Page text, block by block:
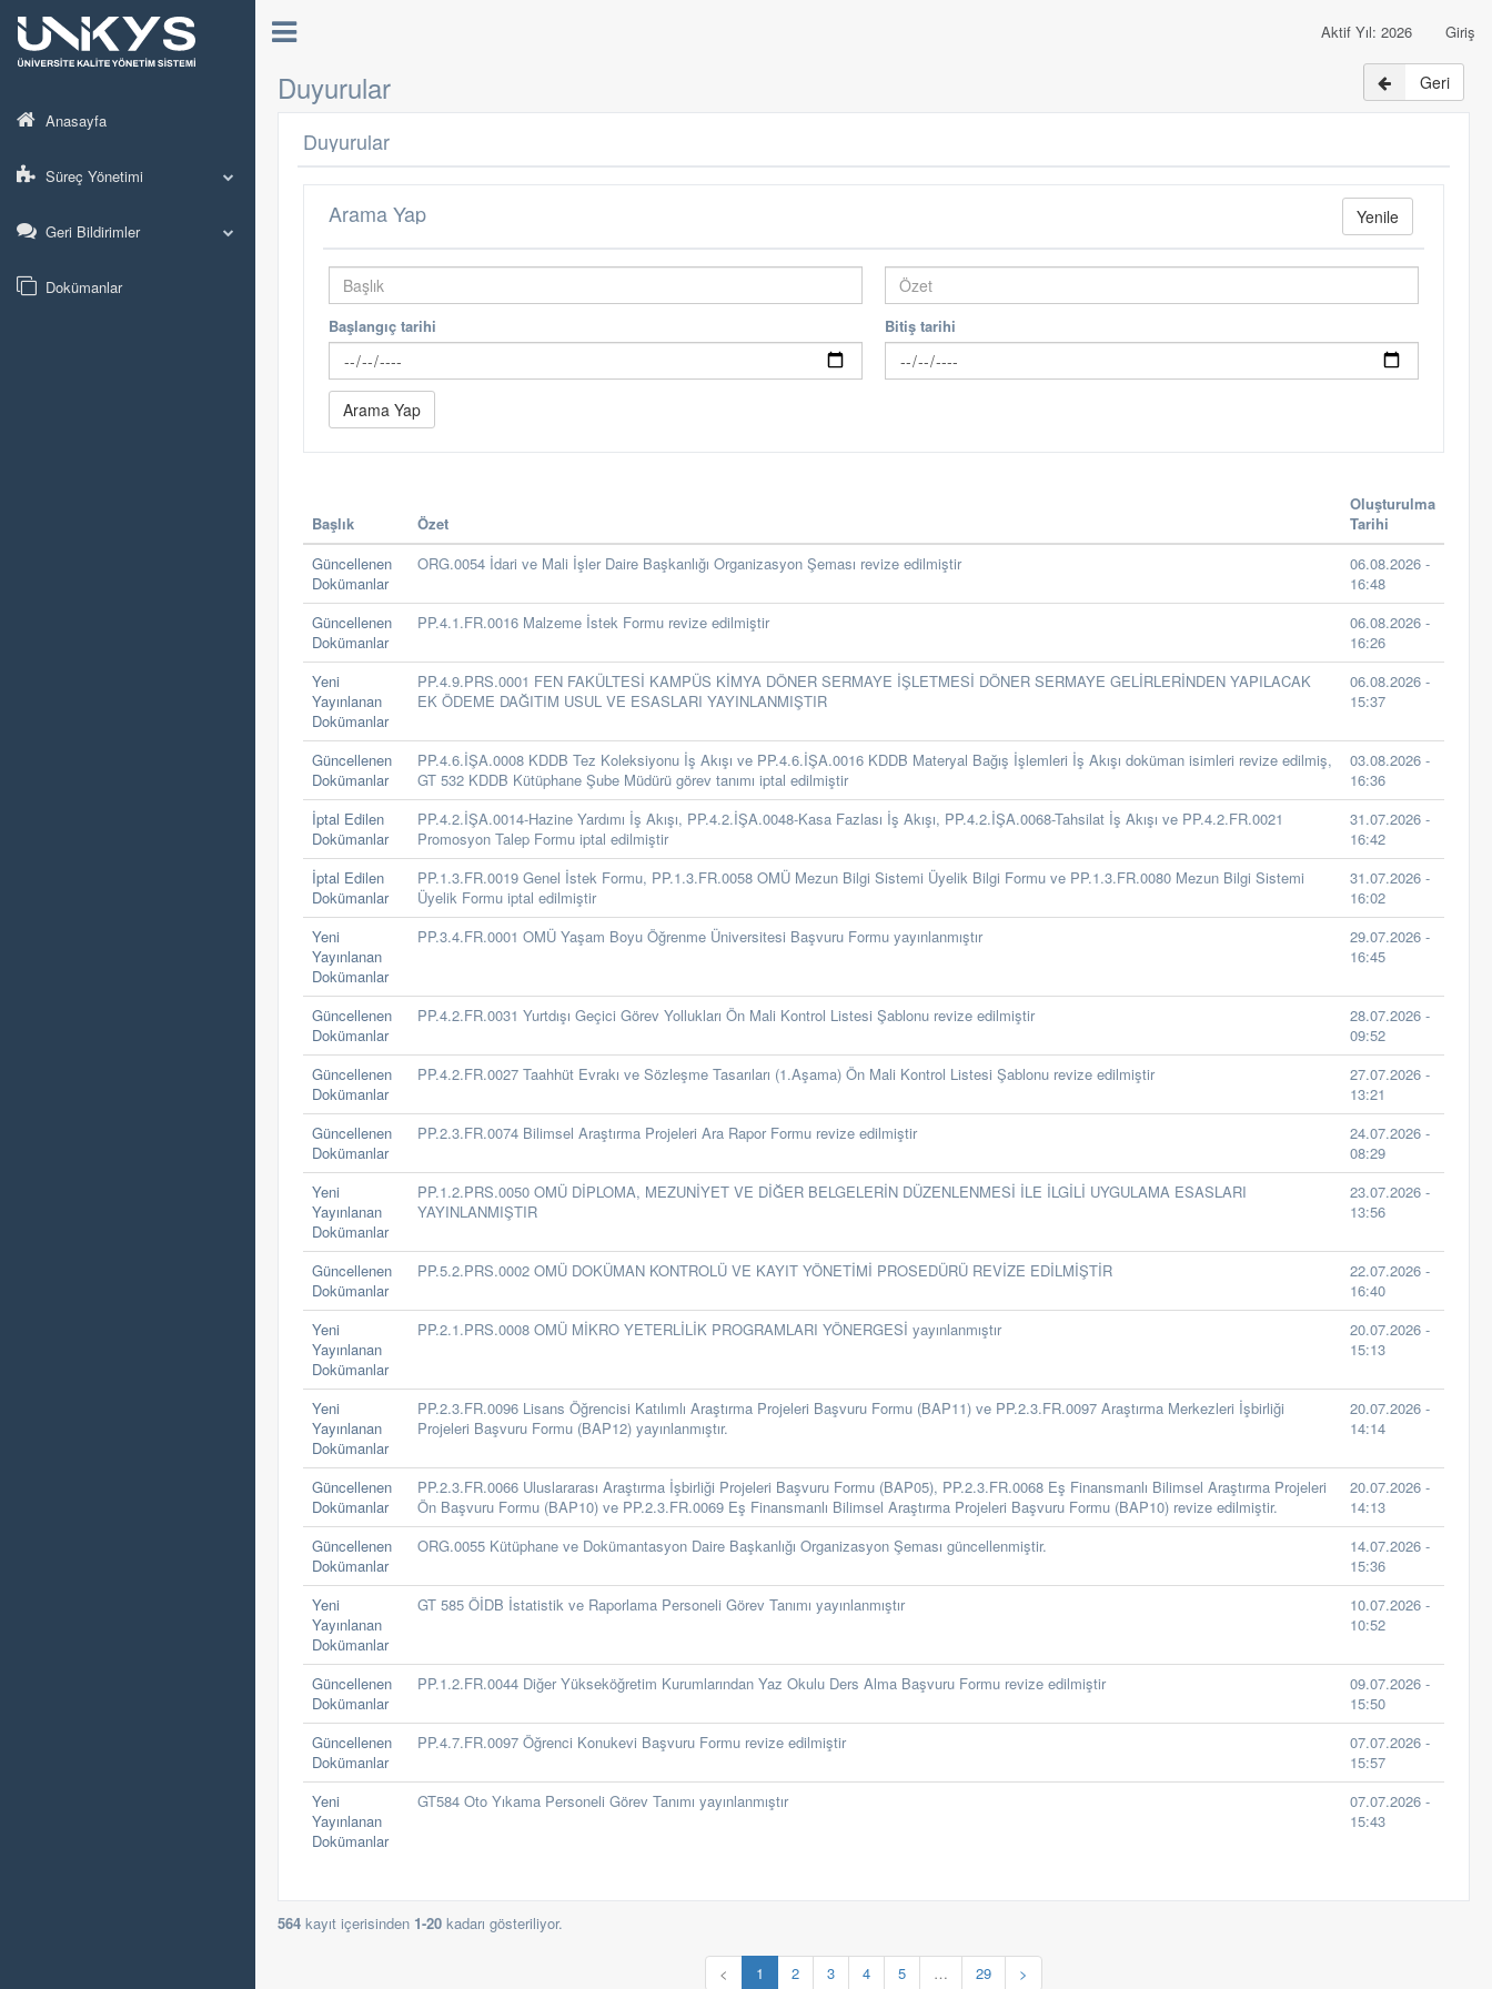
Anasayfa
Süreç Yönetimi
Geri Bildirimler
Dokümanlar
Giriş
Aktif Yıl: 2026
Duyurular Geri
Duyurular
Arama Yap Yenile
Başlangıç tarihi Bitiş tarihi
Başlık Özet
Oluşturulma
Tarihi
Güncellenen
Dokümanlar
ORG.0054 İdari ve Mali İşler Daire Başkanlığı Organizasyon Şeması revize edilmiştir
06.08.2026 -
16:48
Güncellenen
Dokümanlar
PP.4.1.FR.0016 Malzeme İstek Formu revize edilmiştir
06.08.2026 -
16:26
Yeni
Yayınlanan
Dokümanlar
PP.4.9.PRS.0001 FEN FAKÜLTESİ KAMPÜS KİMYA DÖNER SERMAYE İŞLETMESİ DÖNER SERMAYE GELİRLERİNDEN YAPILACAK
EK ÖDEME DAĞITIM USUL VE ESASLARI YAYINLANMIŞTIR
06.08.2026 -
15:37
Güncellenen
Dokümanlar
PP.4.6.İŞA.0008 KDDB Tez Koleksiyonu İş Akışı ve PP.4.6.İŞA.0016 KDDB Materyal Bağış İşlemleri İş Akışı doküman isimleri revize edilmiş,
GT 532 KDDB Kütüphane Şube Müdürü görev tanımı iptal edilmiştir
03.08.2026 -
16:36
İptal Edilen
Dokümanlar
PP.4.2.İŞA.0014-Hazine Yardımı İş Akışı, PP.4.2.İŞA.0048-Kasa Fazlası İş Akışı, PP.4.2.İŞA.0068-Tahsilat İş Akışı ve PP.4.2.FR.0021
Promosyon Talep Formu iptal edilmiştir
31.07.2026 -
16:42
İptal Edilen
Dokümanlar
PP.1.3.FR.0019 Genel İstek Formu, PP.1.3.FR.0058 OMÜ Mezun Bilgi Sistemi Üyelik Bilgi Formu ve PP.1.3.FR.0080 Mezun Bilgi Sistemi
Üyelik Formu iptal edilmiştir
31.07.2026 -
16:02
Yeni
Yayınlanan
Dokümanlar
PP.3.4.FR.0001 OMÜ Yaşam Boyu Öğrenme Üniversitesi Başvuru Formu yayınlanmıştır
29.07.2026 -
16:45
Güncellenen
Dokümanlar
PP.4.2.FR.0031 Yurtdışı Geçici Görev Yollukları Ön Mali Kontrol Listesi Şablonu revize edilmiştir
28.07.2026 -
09:52
Güncellenen
Dokümanlar
PP.4.2.FR.0027 Taahhüt Evrakı ve Sözleşme Tasarıları (1.Aşama) Ön Mali Kontrol Listesi Şablonu revize edilmiştir
27.07.2026 -
13:21
Güncellenen
Dokümanlar
PP.2.3.FR.0074 Bilimsel Araştırma Projeleri Ara Rapor Formu revize edilmiştir
24.07.2026 -
08:29
Yeni
Yayınlanan
Dokümanlar
PP.1.2.PRS.0050 OMÜ DİPLOMA, MEZUNİYET VE DİĞER BELGELERİN DÜZENLENMESİ İLE İLGİLİ UYGULAMA ESASLARI
YAYINLANMIŞTIR
23.07.2026 -
13:56
Güncellenen
Dokümanlar
PP.5.2.PRS.0002 OMÜ DOKÜMAN KONTROLÜ VE KAYIT YÖNETİMİ PROSEDÜRÜ REVİZE EDİLMİŞTİR
22.07.2026 -
16:40
Yeni
Yayınlanan
Dokümanlar
PP.2.1.PRS.0008 OMÜ MİKRO YETERLİLİK PROGRAMLARI YÖNERGESİ yayınlanmıştır
20.07.2026 -
15:13
Yeni
Yayınlanan
Dokümanlar
PP.2.3.FR.0096 Lisans Öğrencisi Katılımlı Araştırma Projeleri Başvuru Formu (BAP11) ve PP.2.3.FR.0097 Araştırma Merkezleri İşbirliği
Projeleri Başvuru Formu (BAP12) yayınlanmıştır.
20.07.2026 -
14:14
Güncellenen
Dokümanlar
PP.2.3.FR.0066 Uluslararası Araştırma İşbirliği Projeleri Başvuru Formu (BAP05), PP.2.3.FR.0068 Eş Finansmanlı Bilimsel Araştırma Projeleri
Ön Başvuru Formu (BAP10) ve PP.2.3.FR.0069 Eş Finansmanlı Bilimsel Araştırma Projeleri Başvuru Formu (BAP10) revize edilmiştir.
20.07.2026 -
14:13
Güncellenen
Dokümanlar
ORG.0055 Kütüphane ve Dokümantasyon Daire Başkanlığı Organizasyon Şeması güncellenmiştir.
14.07.2026 -
15:36
Yeni
Yayınlanan
Dokümanlar
GT 585 ÖİDB İstatistik ve Raporlama Personeli Görev Tanımı yayınlanmıştır
10.07.2026 -
10:52
Güncellenen
Dokümanlar
PP.1.2.FR.0044 Diğer Yükseköğretim Kurumlarından Yaz Okulu Ders Alma Başvuru Formu revize edilmiştir
09.07.2026 -
15:50
Güncellenen
Dokümanlar
PP.4.7.FR.0097 Öğrenci Konukevi Başvuru Formu revize edilmiştir
07.07.2026 -
15:57
Yeni
Yayınlanan
Dokümanlar
GT584 Oto Yıkama Personeli Görev Tanımı yayınlanmıştır
07.07.2026 -
15:43
564 kayıt içerisinden 1-20 kadarı gösteriliyor.
< 1 2 3 4 5 … 29 >